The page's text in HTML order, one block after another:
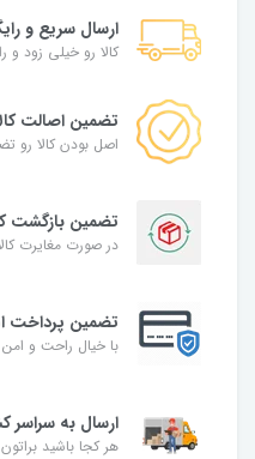
ارسال سریع و
کالا رو خیلی زود و
تضمین اصالت
اصل بودن کالا رو
تضمین بازگشت
در صورت مغایرت
تضمین پرداخت
با خیال راحت و
ارسال به سراسر
هر کجا باشید